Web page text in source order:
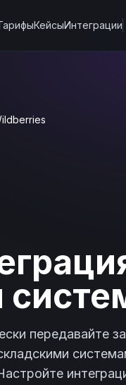
КейсыИнтеграции
передавайте